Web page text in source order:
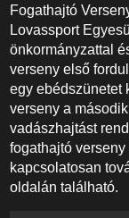
Fogathajtó
Lovassport
önkormányzattal
verseny első
egy ebédszünetet
verseny a
vadászhajtást
fogathajtó
kapcsolatosan
oldalán található.